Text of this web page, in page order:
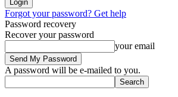
Forgot your password? Get help
Password recovery
Recover your password
your email
A password will be e-mailed to you.